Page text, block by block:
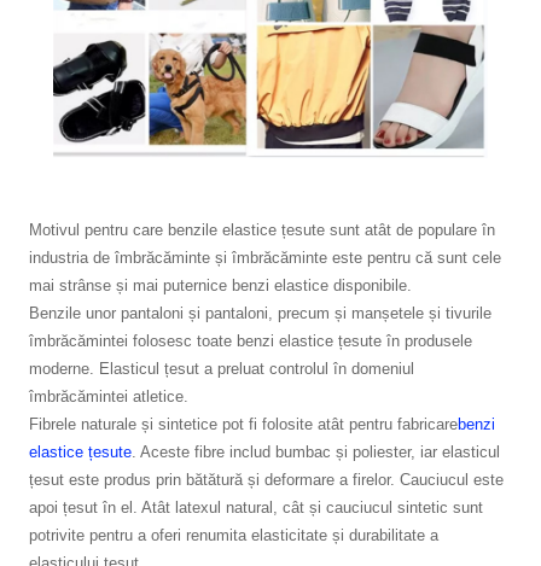
Motivul pentru care benzile elastice țesute sunt atât de populare în
industria de îmbrăcăminte și îmbrăcăminte este pentru că sunt cele
mai strânse și mai puternice benzi elastice disponibile.
Benzile unor pantaloni și pantaloni, precum și manșetele și tivurile
îmbrăcămintei folosesc toate benzi elastice țesute în produsele
moderne. Elasticul țesut a preluat controlul în domeniul
îmbrăcămintei atletice.
Fibrele naturale și sintetice pot fi folosite atât pentru fabricarebenzi
elastice țesute . Aceste fibre includ bumbac și poliester, iar elasticul
țesut este produs prin bătătură și deformare a firelor. Cauciucul este
apoi țesut în el. Atât latexul natural, cât și cauciucul sintetic sunt
potrivite pentru a oferi renumita elasticitate și durabilitate a